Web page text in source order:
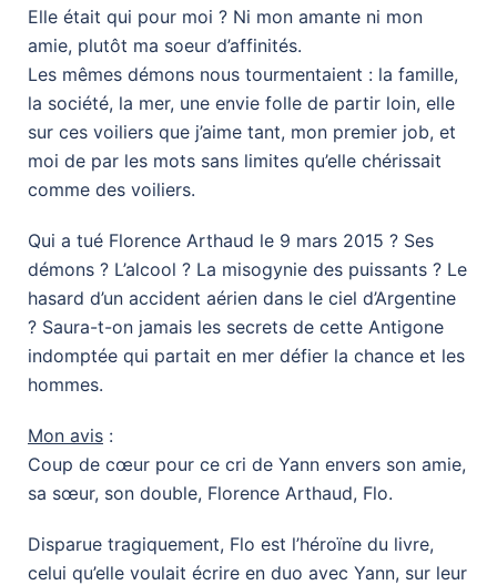
Elle était qui pour moi ? Ni mon amante ni mon
amie, plutôt ma soeur d’affinités.
Les mêmes démons nous tourmentaient : la famille,
la société, la mer, une envie folle de partir loin, elle
sur ces voiliers que j’aime tant, mon premier job, et
moi de par les mots sans limites qu’elle chérissait
comme des voiliers.
Qui a tué Florence Arthaud le 9 mars 2015 ? Ses
démons ? L’alcool ? La misogynie des puissants ? Le
hasard d’un accident aérien dans le ciel d’Argentine
? Saura-t-on jamais les secrets de cette Antigone
indomptée qui partait en mer défier la chance et les
hommes.
Mon avis :
Coup de cœur pour ce cri de Yann envers son amie,
sa sœur, son double, Florence Arthaud, Flo.
Disparue tragiquement, Flo est l’héroïne du livre,
celui qu’elle voulait écrire en duo avec Yann, sur leur